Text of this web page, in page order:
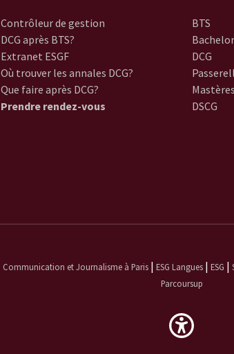
Contrôleur de gestion
DCG après BTS?
Extranet ESGF
Où trouver les annales DCG?
Que faire après DCG?
Prendre rendez-vous
BTS
DCG
Mastères
DSCG
Communication et Journalisme à Paris| ESG Langues| ESG |
Parcoursup